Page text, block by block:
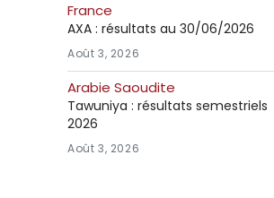
France
AXA : résultats au 30/06/2026
Août 3, 2026
Arabie Saoudite
Tawuniya : résultats semestriels
2026
Août 3, 2026